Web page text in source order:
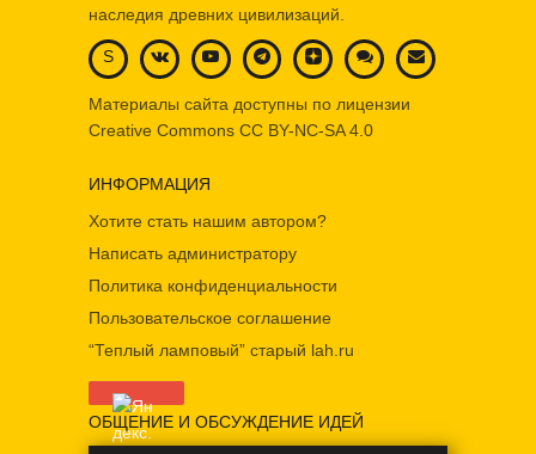
наследия древних цивилизаций.
S
Материалы сайта доступны по лицензии
Creative Commons CC BY-NC-SA 4.0
ИНФОРМАЦИЯ
Хотите стать нашим автором?
Написать администратору
Политика конфиденциальности
Пользовательское соглашение
“Теплый ламповый” старый lah.ru
ОБЩЕНИЕ И ОБСУЖДЕНИЕ ИДЕЙ